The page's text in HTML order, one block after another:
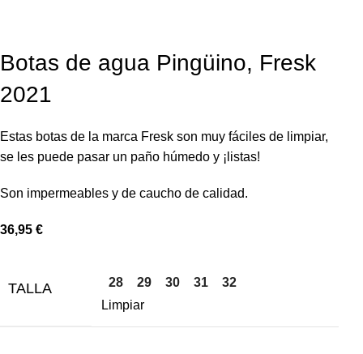
Botas de agua Pingüino, Fresk
2021
Estas botas de la marca Fresk son muy fáciles de limpiar,
se les puede pasar un paño húmedo y ¡listas!
Son impermeables y de caucho de calidad.
36,95€
TALLA 28 29 30 31
32
Limpiar